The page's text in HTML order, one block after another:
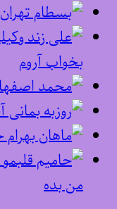
بخواب آروم
من بده